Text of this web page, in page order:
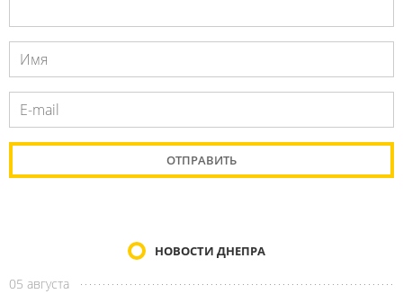
НОВОСТИ ДНЕПРА
05 августа